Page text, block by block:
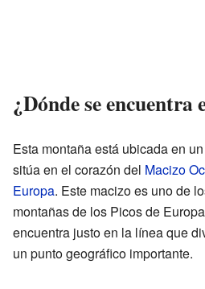
¿Dónde se encuentra
Esta montaña está ubicada en
sitúa en el corazón del Macizo
Europa. Este macizo es uno de
montañas de los Picos de
encuentra justo en la línea que
un punto geográfico importante.